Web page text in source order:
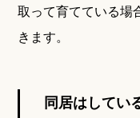
取って育てている場
きます。
同居はしてい